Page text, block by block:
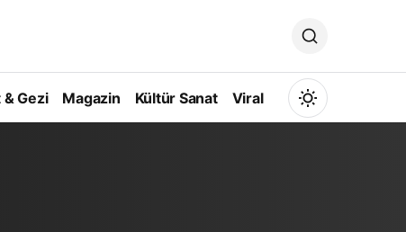
& Gezi Magazin Kültür Sanat Viral
Mod
değiştir